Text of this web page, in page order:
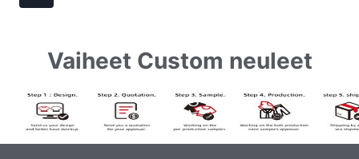
Vaiheet Custom neuleet